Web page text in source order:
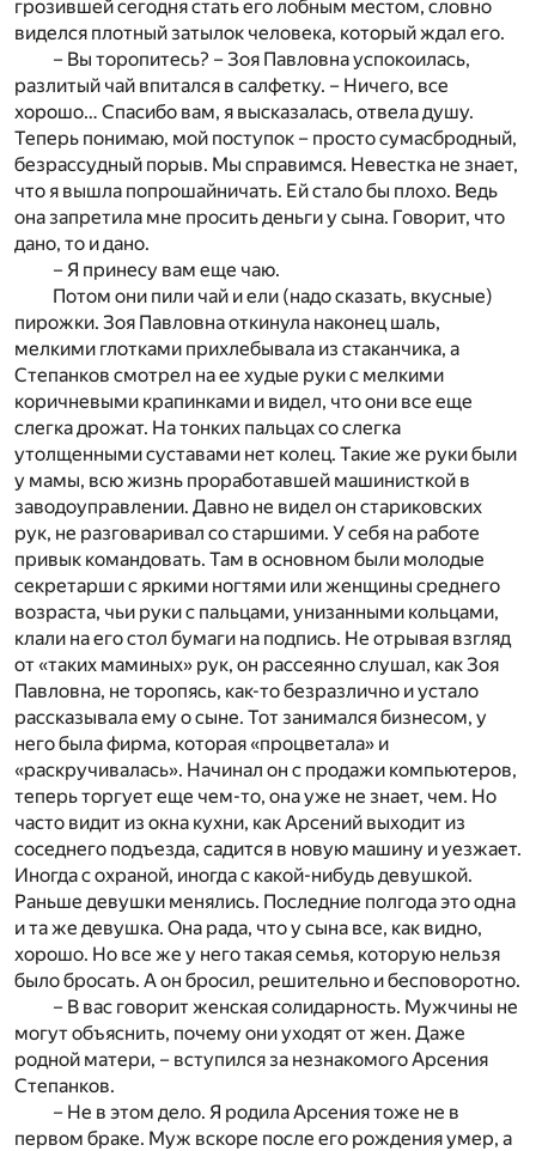
грозившей сегодня стать его лобным местом, словно
виделся плотный затылок человека, который ждал его.
– Вы торопитесь? – Зоя Павловна успокоилась,
разлитый чай впитался в салфетку. – Ничего, все
хорошо… Спасибо вам, я высказалась, отвела душу.
Теперь понимаю, мой поступок – просто сумасбродный,
безрассудный порыв. Мы справимся. Невестка не знает,
что я вышла попрошайничать. Ей стало бы плохо. Ведь
она запретила мне просить деньги у сына. Говорит, что
дано, то и дано.
– Я принесу вам еще чаю.
Потом они пили чай и ели (надо сказать, вкусные)
пирожки. Зоя Павловна откинула наконец шаль,
мелкими глотками прихлебывала из стаканчика, а
Степанков смотрел на ее худые руки с мелкими
коричневыми крапинками и видел, что они все еще
слегка дрожат. На тонких пальцах со слегка
утолщенными суставами нет колец. Такие же руки были
у мамы, всю жизнь проработавшей машинисткой в
заводоуправлении. Давно не видел он стариковских
рук, не разговаривал со старшими. У себя на работе
привык командовать. Там в основном были молодые
секретарши с яркими ногтями или женщины среднего
возраста, чьи руки с пальцами, унизанными кольцами,
клали на его стол бумаги на подпись. Не отрывая взгляд
от «таких маминых» рук, он рассеянно слушал, как Зоя
Павловна, не торопясь, как-то безразлично и устало
рассказывала ему о сыне. Тот занимался бизнесом, у
него была фирма, которая «процветала» и
«раскручивалась». Начинал он с продажи компьютеров,
теперь торгует еще чем-то, она уже не знает, чем. Но
часто видит из окна кухни, как Арсений выходит из
соседнего подъезда, садится в новую машину и уезжает.
Иногда с охраной, иногда с какой-нибудь девушкой.
Раньше девушки менялись. Последние полгода это одна
и та же девушка. Она рада, что у сына все, как видно,
хорошо. Но все же у него такая семья, которую нельзя
было бросать. А он бросил, решительно и бесповоротно.
– В вас говорит женская солидарность. Мужчины не
могут объяснить, почему они уходят от жен. Даже
родной матери, – вступился за незнакомого Арсения
Степанков.
– Не в этом дело. Я родила Арсения тоже не в
первом браке. Муж вскоре после его рождения умер, а